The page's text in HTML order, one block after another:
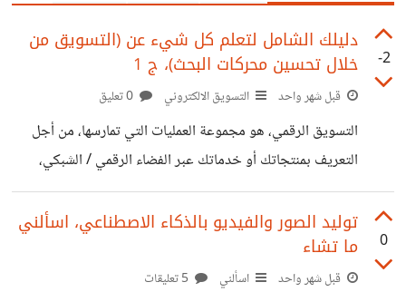
-2
دليلك الشامل لتعلم كل شيء عن (التسويق من
خلال تحسين محركات البحث)، ج 1
قبل شهر واحد التسويق الالكتروني
التسويق الرقمي، هو مجموعة العمليات التي تمارسها، من أجل
التعريف بمنتجاتك أو خدماتك عبر الفضاء الرقمي / الشبكي،
وبوابة الشبكة العالمية (الإنترنت)، هي محركات البحث، جوجل
أو غيرها. لذا، يمكن اعتبار عملية تحسين ظهورك أو ظهور
منتجاتك على محركات البحث، هي أهم نشاط ضمن كل عمليات
التسويق الرقمي، يليها التسويق عبر مواقع التواصل الاجتماعي
0
توليد الصور والفيديو بالذكاء الاصطناعي، اسألني
ما تشاء
قبل شهر واحد اسألني